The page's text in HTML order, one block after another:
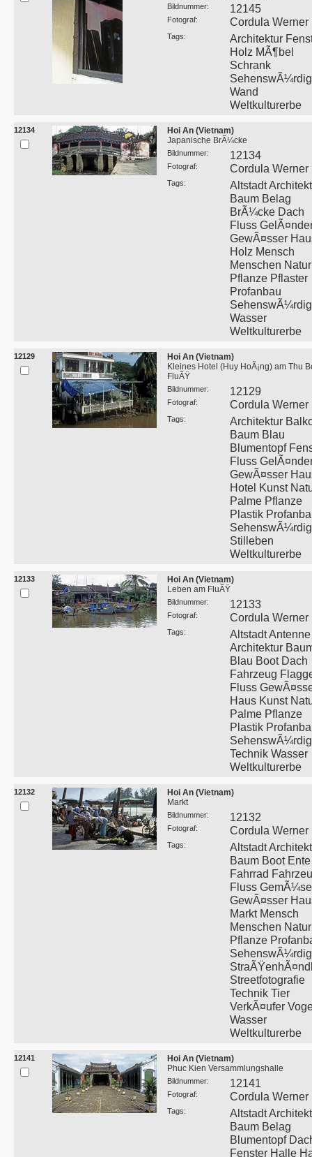
Bildnummer: 12145
Fotograf: Cordula Werner
Tags:
Architektur
Holz MÃ¶bel
Schrank
Wand
Weltkulturerbe
12134
Hoi An (Vietnam)
Japanische BrÃ¼cke
Bildnummer: 12134
Fotograf: Cordula Werner
Tags:
Altstadt
Baum Belag
BrÃ¼cke Dach
Fluss
GewÃ¤sser
Holz Mensch
Menschen Natur
Pflanze Pflaster
Profanbau
Wasser
Weltkulturerbe
12129
Hoi An (Vietnam)
Kleines Hotel (Huy HoÃ¡ng) am Thu
FluÃŸ
Bildnummer: 12129
Fotograf: Cordula Werner
Tags:
Architektur
Baum Blau
Blumentopf
Fluss
GewÃ¤sser
Hotel Kunst
Palme Pflanze
Plastik
Stilleben
Weltkulturerbe
12133
Hoi An (Vietnam)
Leben am FluÃŸ
Bildnummer: 12133
Fotograf: Cordula Werner
Tags:
Altstadt Antenne
Architektur
Blau Boot Dach
Fahrzeug
Fluss
Haus Kunst
Palme Pflanze
Plastik
Technik Wasser
Weltkulturerbe
12132
Hoi An (Vietnam)
Markt
Bildnummer: 12132
Fotograf: Cordula Werner
Tags:
Altstadt
Baum Boot Ente
Fahrrad
Fluss GemÃ¼se
GewÃ¤sser
Markt Mensch
Menschen Natur
Pflanze
Streetfotografie
Technik Tier
VerkÃ¤ufer
Wasser
Weltkulturerbe
12141
Hoi An (Vietnam)
Phuc Kien Versammlungshalle
Bildnummer: 12141
Fotograf: Cordula Werner
Tags:
Altstadt
Baum Belag
Blumentopf
Fenster Halle